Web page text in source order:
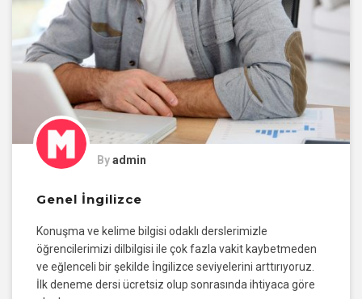
Byadmin
Genel İngilizce
Konuşma ve kelime bilgisi odaklı derslerimizle
öğrencilerimizi dilbilgisi ile çok fazla vakit kaybetmeden
ve eğlenceli bir şekilde İngilizce seviyelerini arttırıyoruz.
İlk deneme dersi ücretsiz olup sonrasında ihtiyaca göre